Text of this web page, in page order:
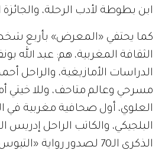
ابن بطوطة لأدب الرحلة، والجائزة
كما يحتفي «المعرض» بأربع
الثقافة المغربية، هم: عبد الله
الدراسات الأمازيغية، والراحل
مسرحي وعالم متاحف، وللا خيتي
العلوي، أول صحافية مغربية في
البلجيكي، والكاتب الراحل إدريس
الذكرى الـ70 لصدور رواية «التيوس» في باريس.